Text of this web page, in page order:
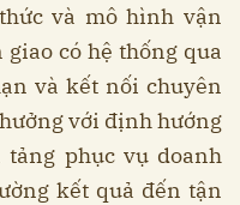
và mô hình vận
có hệ thống qua
và kết nối chuyên
với định hướng
tảng phục vụ doanh
kết quả đến tận